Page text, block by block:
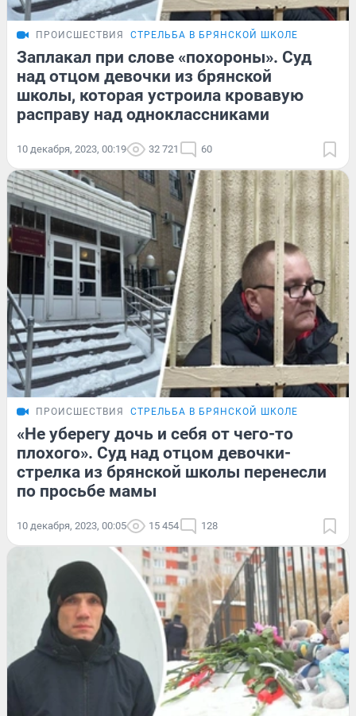
ПРОИСШЕСТВИЯ СТРЕЛЬБА В БРЯНСКОЙ ШКОЛЕ
Заплакал при слове «похороны». Суд
над отцом девочки из брянской
школы, которая устроила кровавую
расправу над одноклассниками
10 декабря, 2023, 00:19 32 721 60
ПРОИСШЕСТВИЯ СТРЕЛЬБА В БРЯНСКОЙ ШКОЛЕ
«Не уберегу дочь и себя от чего-то
плохого». Суд над отцом девочки-
стрелка из брянской школы перенесли
по просьбе мамы
10 декабря, 2023, 00:05 15 454 128